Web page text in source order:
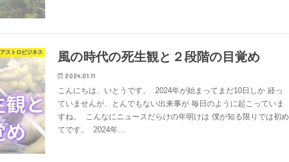
アストロビジネス 風の時代の死生観と２段階の目覚め
2024.01.11
こんにちは、いとうです。 ㅤ 2024年が始まってまだ10日しか 経っ
ていませんが、とんでもない出来事が 毎日のように起こっていま
すね。 ㅤ こんなにニュースだらけの年明けは 僕が知る限りでは初め
てです。 ㅤ 2024年…